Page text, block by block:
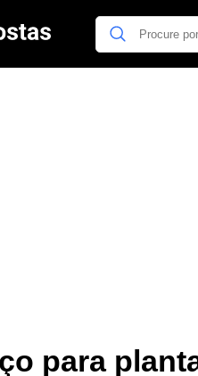
para